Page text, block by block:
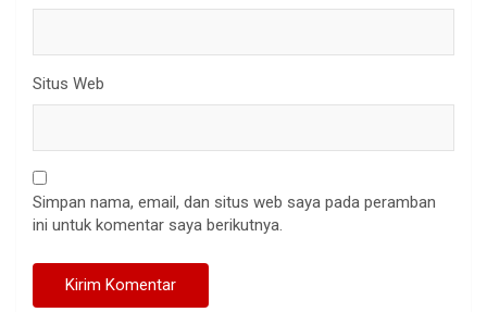
Situs Web
Simpan nama, email, dan situs web saya pada peramban
ini untuk komentar saya berikutnya.